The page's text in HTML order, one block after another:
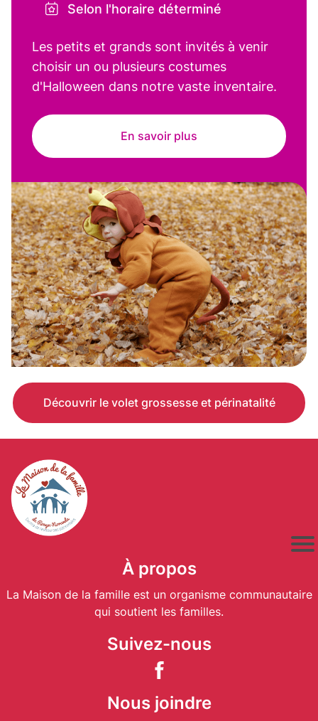
Selon l'horaire déterminé
Les petits et grands sont invités à venir
choisir un ou plusieurs costumes
d'Halloween dans notre vaste inventaire.
En savoir plus
Découvrir le volet grossesse et périnatalité
À propos
La Maison de la famille est un organisme communautaire
qui soutient les familles.
Suivez-nous
Nous joindre